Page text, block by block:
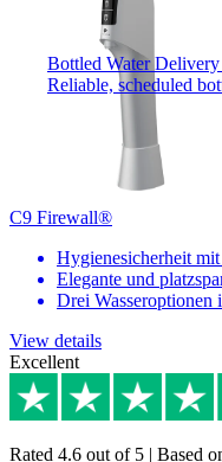
Bottled Water
Reliable, scheduled
C9 Firewall®
Hygienesicherheit
Elegante und
Drei Wasseroptionen
View details
Excellent
Rated 4.6 out of 5 | Based